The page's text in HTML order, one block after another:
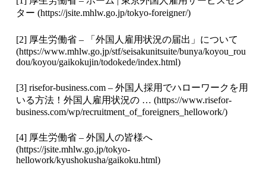
ター (https://jsite.mhlw.go.jp/tokyo-foreigner/)
[2] 厚生労働省 – 「外国人雇用状況の届出」について
(https://www.mhlw.go.jp/stf/seisakunitsuite/bunya/koyou_rou
dou/koyou/gaikokujin/todokede/index.html)
[3] risefor-business.com – 外国人採用でハローワークを用
いる方法！外国人雇用状況の … (https://www.risefor-
business.com/wp/recruitment_of_foreigners_hellowork/)
[4] 厚生労働省 – 外国人の皆様へ
(https://jsite.mhlw.go.jp/tokyo-
hellowork/kyushokusha/gaikoku.html)